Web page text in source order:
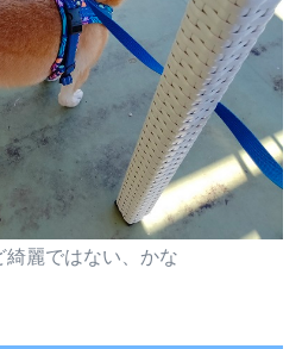
綺麗ではない、かな